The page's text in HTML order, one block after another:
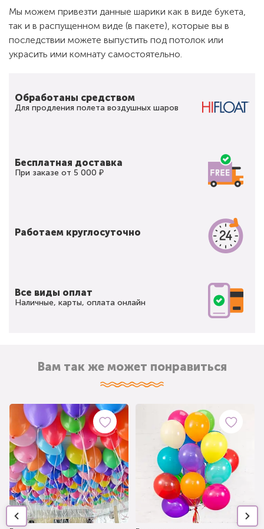
Мы можем привезти данные шарики как в виде букета,
так и в распущенном виде (в пакете), которые вы в
последствии можете выпустить под потолок или
украсить ими комнату самостоятельно.
Обработаны средством
Для продления полета воздушных шаров
Бесплатная доставка
При заказе от 5 000 ₽
Работаем круглосуточно
Все виды оплат
Наличные, карты, оплата онлайн
Вам так же может понравиться